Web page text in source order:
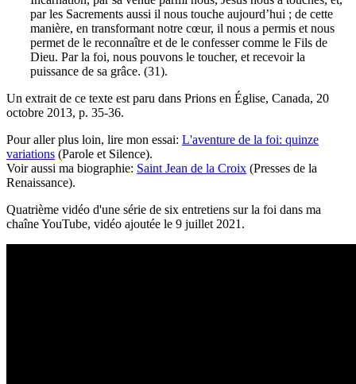
par les Sacrements aussi il nous touche aujourd’hui ; de cette
manière, en transformant notre cœur, il nous a permis et nous
permet de le reconnaître et de le confesser comme le Fils de
Dieu. Par la foi, nous pouvons le toucher, et recevoir la
puissance de sa grâce. (31).
Un extrait de ce texte est paru dans Prions en Église, Canada, 20
octobre 2013, p. 35-36.
Pour aller plus loin, lire mon essai: L'aventure de la foi: quinze
variations (Parole et Silence).
Voir aussi ma biographie: Saint Jean de la Croix (Presses de la
Renaissance).
Quatrième vidéo d'une série de six entretiens sur la foi dans ma
chaîne YouTube, vidéo ajoutée le 9 juillet 2021.